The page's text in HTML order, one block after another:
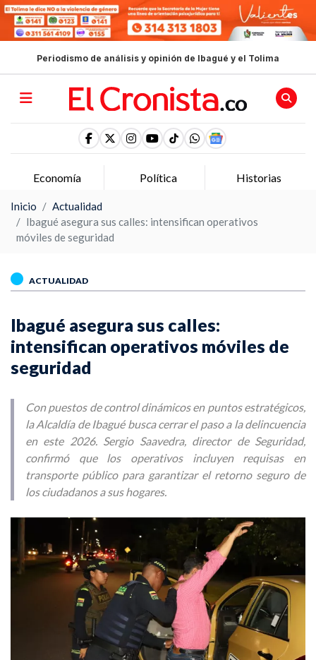
Periodismo de análisis y opinión de Ibagué y el Tolima
Economía Política Historias
Inicio
Actualidad
Ibagué asegura sus calles: intensifican operativos
móviles de seguridad
ACTUALIDAD
Ibagué asegura sus calles:
intensifican operativos móviles de
seguridad
Con puestos de control dinámicos en puntos estratégicos,
la Alcaldía de Ibagué busca cerrar el paso a la delincuencia
en este 2026. Sergio Saavedra, director de Seguridad,
confirmó que los operativos incluyen requisas en
transporte público para garantizar el retorno seguro de
los ciudadanos a sus hogares.